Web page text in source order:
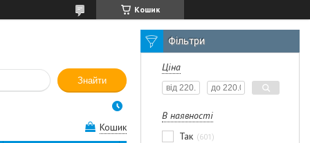
Кошик
Знайти
Кошик
Фільтри
Ціна
В наявності
Так
601